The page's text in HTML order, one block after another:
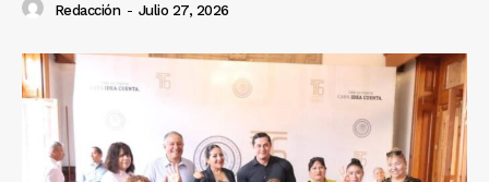
Redacción - Julio 27, 2026